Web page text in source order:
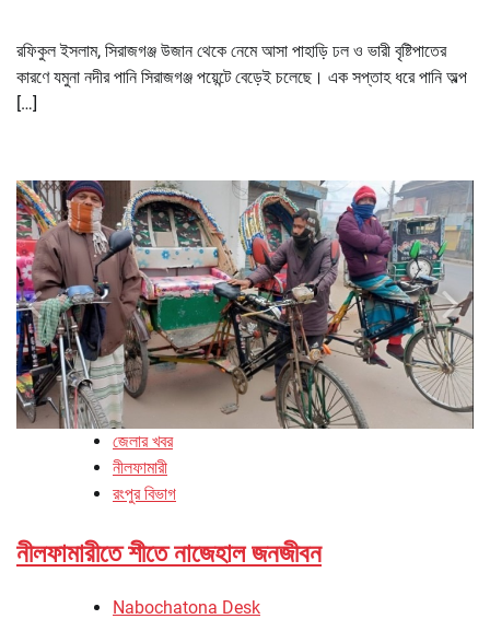
রফিকুল ইসলাম, সিরাজগঞ্জ উজান থেকে নেমে আসা পাহাড়ি ঢল ও ভারী বৃষ্টিপাতের
কারণে যমুনা নদীর পানি সিরাজগঞ্জ পয়েন্টে বেড়েই চলেছে। এক সপ্তাহ ধরে পানি অল্প
[…]
জেলার খবর
নীলফামারী
রংপুর বিভাগ
নীলফামারীতে শীতে নাজেহাল জনজীবন
Nabochatona Desk